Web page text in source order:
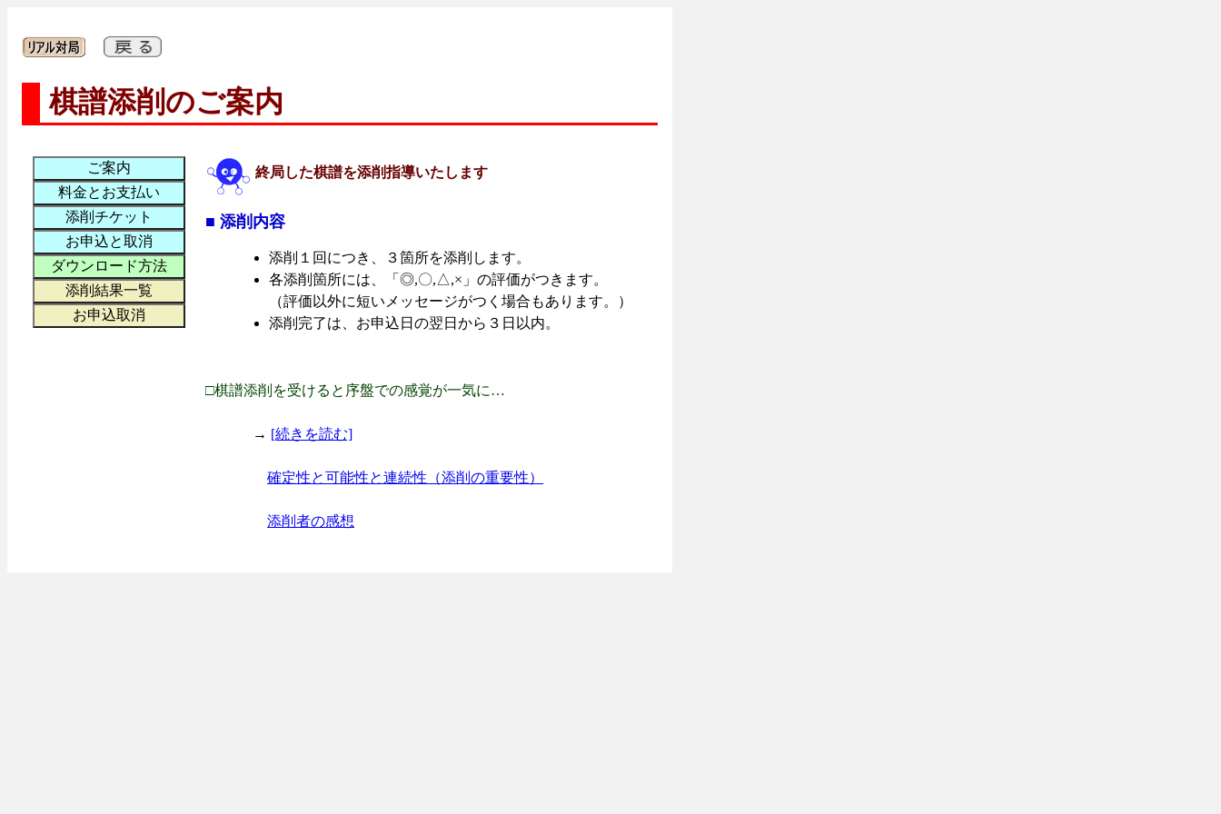
棋譜添削のご案内
終局した棋譜を添削指導いたします
■ 添削内容
添削１回につき、３箇所を添削します。
各添削箇所には、「◎,〇,△,×」の評価がつきます。
（評価以外に短いメッセージがつく場合もあります。）
添削完了は、お申込日の翌日から３日以内。
□棋譜添削を受けると序盤での感覚が一気に…
→ [続きを読む]
確定性と可能性と連続性（添削の重要性）
添削者の感想